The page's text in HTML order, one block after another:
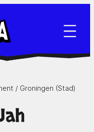
/ Groningen (Stad)